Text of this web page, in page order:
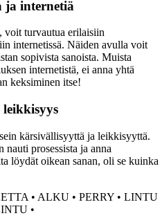
ja internetiä
voit turvautua erilaisiin
internetissä. Näiden avulla voit
sopivista sanoista. Muista
internetistä, ei anna yhtä
keksiminen itse!
kärsivällisyyttä ja leikkisyyttä.
prosessista ja anna
löydät oikean sanan, oli se kuinka
• ALKU • PERRY • LINTU
•